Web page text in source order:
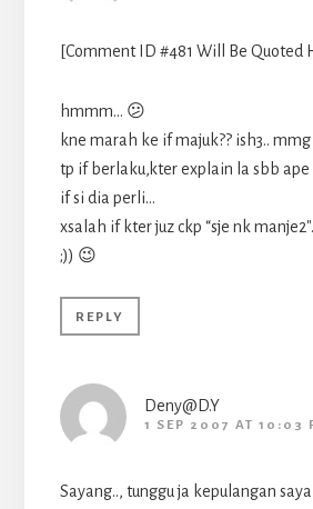
[Comment ID #481 Will Be Quoted
hmmm… 😕
kne marah ke if majuk?? ish3..
tp if berlaku,kter explain la sbb
if si dia perli…
xsalah if kter juz ckp “sje nk
;)) 😉
REPLY
Deny@D.Y
1 SEP 2007 AT 10:03
Sayang.., tunggu ja kepulangan